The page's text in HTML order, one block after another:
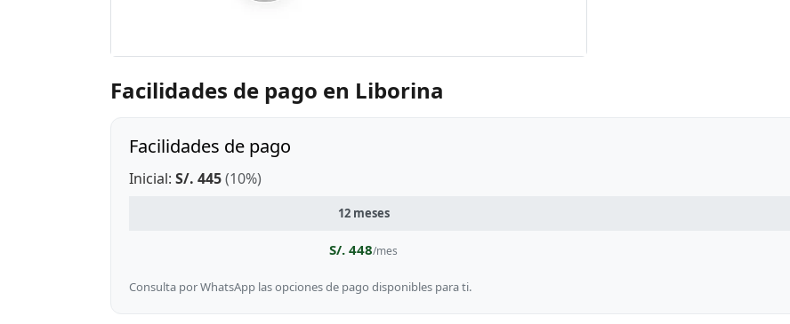
Facilidades de pago en Liborina
Facilidades de pago
Inicial: S/. 445(10%)
12 meses
S/. 448/mes
Consulta por WhatsApp las opciones de pago disponibles para ti.